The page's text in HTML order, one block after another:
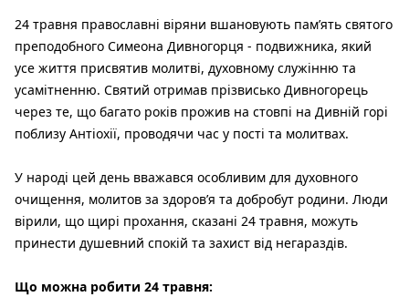
24 травня православні віряни вшановують пам’ять святого
преподобного Симеона Дивногорця - подвижника, який
усе життя присвятив молитві, духовному служінню та
усамітненню. Святий отримав прізвисько Дивногорець
через те, що багато років прожив на стовпі на Дивній горі
поблизу Антіохії, проводячи час у пості та молитвах.
У народі цей день вважався особливим для духовного
очищення, молитов за здоров’я та добробут родини. Люди
вірили, що щирі прохання, сказані 24 травня, можуть
принести душевний спокій та захист від негараздів.
Що можна робити 24 травня: